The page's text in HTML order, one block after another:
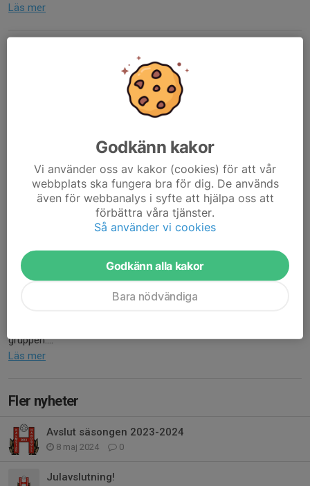
Läs mer
Avslutningsmatch
0 kommentarer
Imorgon stundar avslutning och vi tänkte ha sedvanlig
Dom som önskar spela får gärna ta med inneskor om man inte
vill springa runt i strumpor.
// Ledarna
Läs mer
Lagets WhatsApp grupp
29 apr 2025
Godkväll !
Efter önskemål så har jag gjort ett försök till att starta en
gruppen....
Läs mer
Fler nyheter
Avslut säsongen 2023-2024
8 maj 2024 0
Julavslutning!
Godkänn kakor
Vi använder oss av kakor (cookies) för att vår
webbplats ska fungera bra för dig. De används
även för webbanalys i syfte att hjälpa oss att
förbättra våra tjänster.
Så använder vi cookies
Godkänn alla kakor
Bara nödvändiga